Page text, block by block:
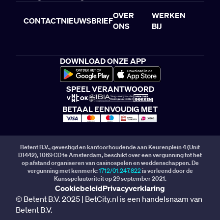
CONTACTNIEUWSBRIEF
OVER
ONS
WERKEN
BIJ
DOWNLOAD ONZE APP
SPEEL VERANTWOORD
BETAAL EENVOUDIG MET
Betent B.V., gevestigd en kantoorhoudende aan Keurenplein 4 (Unit
D1442), 1069 CD te Amsterdam, beschikt over een vergunning tot het
op afstand organiseren van casinospelen en weddenschappen. De
vergunning met kenmerk:1712/01.247.822is verleend door de
Kansspelautoriteit op 29 september 2021.
CookiebeleidPrivacyverklaring
© Betent B.V. 2025 | BetCity.nl is een handelsnaam van
Betent B.V.